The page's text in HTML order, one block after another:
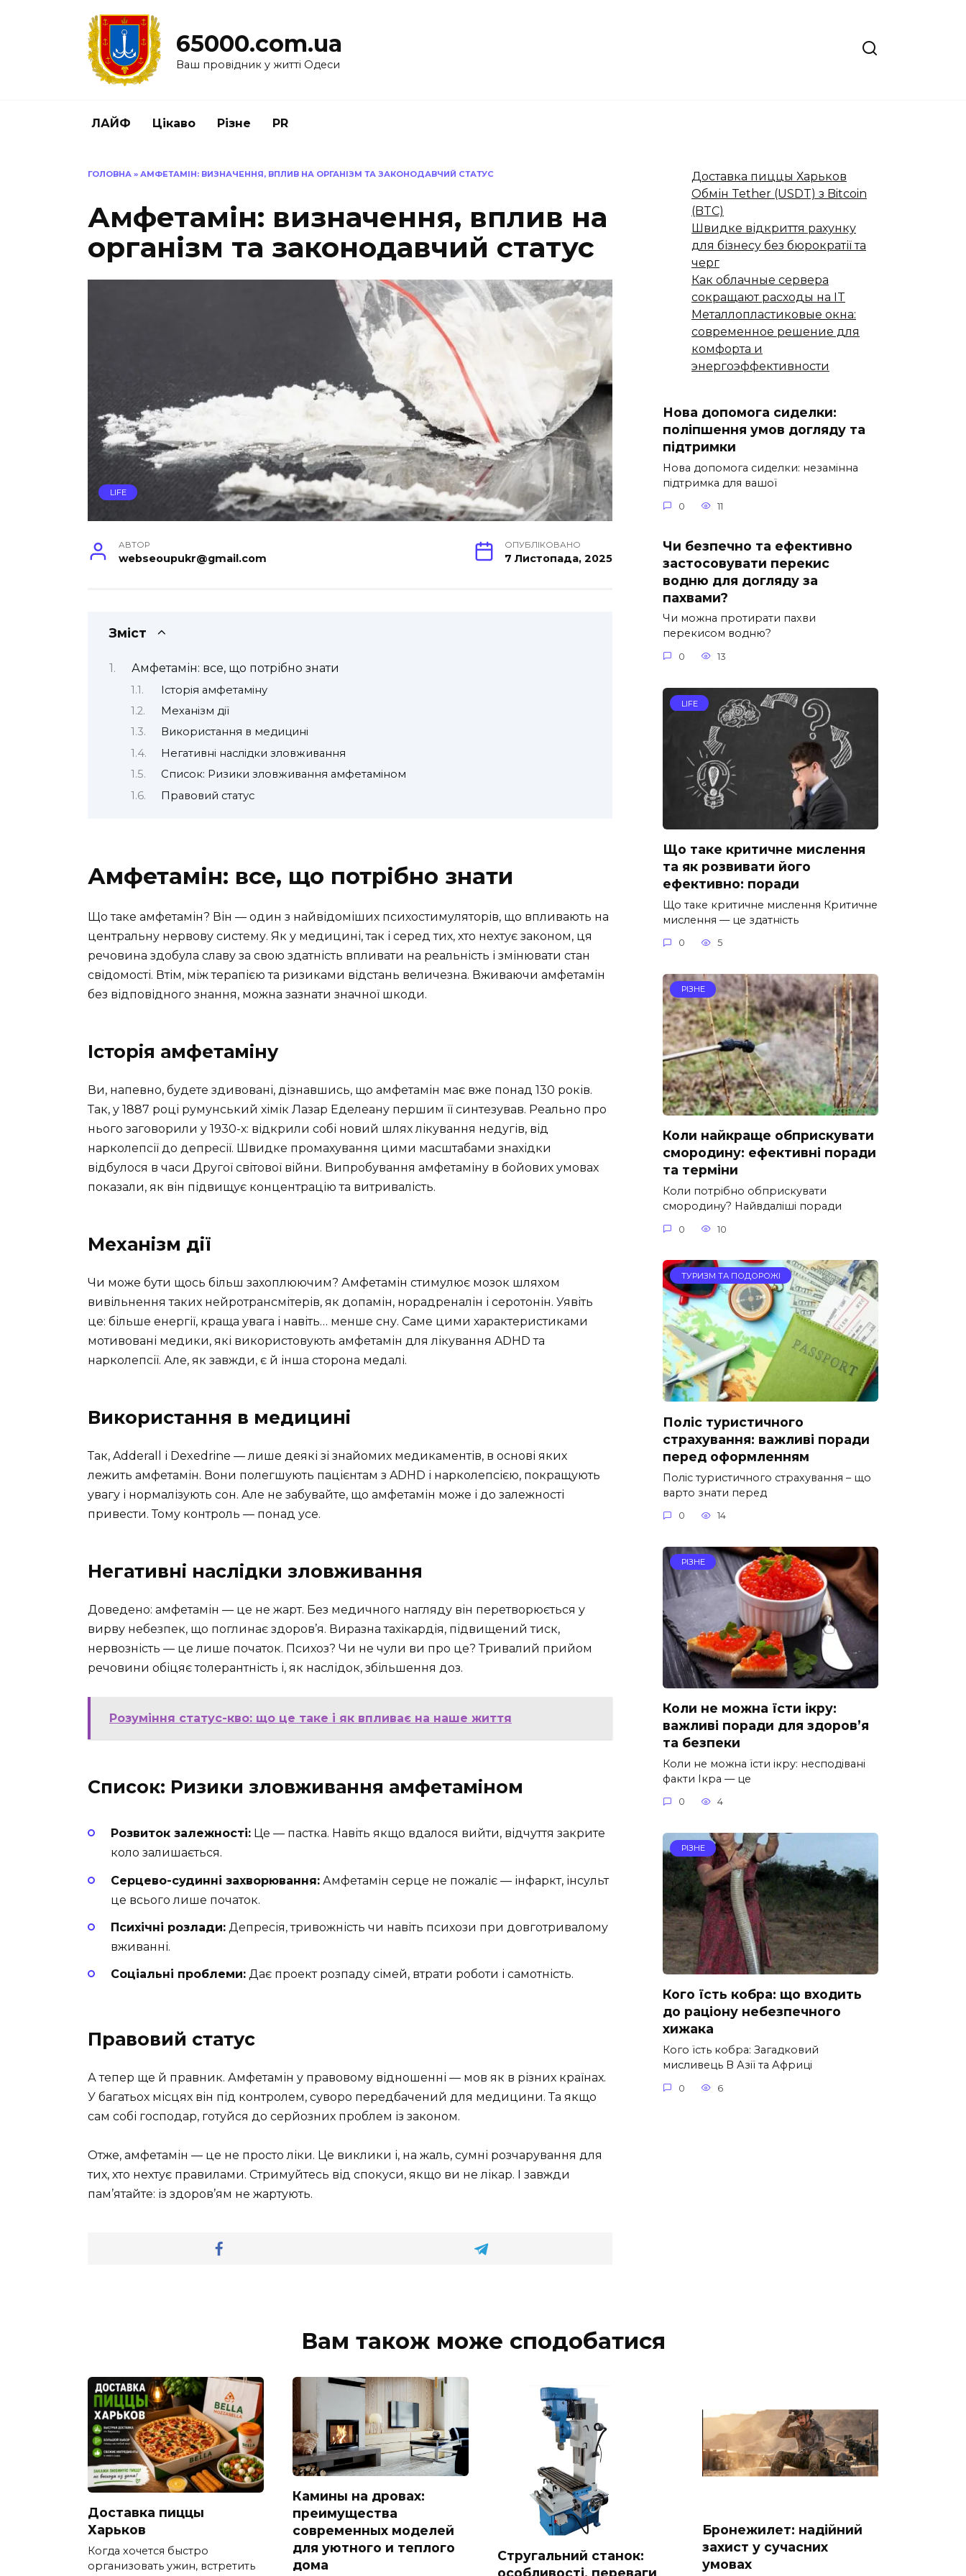
65000.com.ua
Ваш провідник у житті Одеси
ЛАЙФ Цікаво Різне PR
ГОЛОВНА » АМФЕТАМІН: ВИЗНАЧЕННЯ, ВПЛИВ НА ОРГАНІЗМ ТА ЗАКОНОДАВЧИЙ СТАТУС
Амфетамін: визначення, вплив на
організм та законодавчий статус
LIFE
АВТОР
webseoupukr@gmail.com
ОПУБЛІКОВАНО
7 Листопада, 2025
Зміст
Амфетамін: все, що потрібно знати
Історія амфетаміну
Механізм дії
Використання в медицині
Негативні наслідки зловживання
Список: Ризики зловживання амфетаміном
Правовий статус
Амфетамін: все, що потрібно знати
Що таке амфетамін? Він — один з найвідоміших психостимуляторів, що впливають на
центральну нервову систему. Як у медицині, так і серед тих, хто нехтує законом, ця
речовина здобула славу за свою здатність впливати на реальність і змінювати стан
свідомості. Втім, між терапією та ризиками відстань величезна. Вживаючи амфетамін
без відповідного знання, можна зазнати значної шкоди.
Історія амфетаміну
Ви, напевно, будете здивовані, дізнавшись, що амфетамін має вже понад 130 років.
Так, у 1887 році румунський хімік Лазар Еделеану першим її синтезував. Реально про
нього заговорили у 1930-х: відкрили собі новий шлях лікування недугів, від
нарколепсії до депресії. Швидке промахування цими масштабами знахідки
відбулося в часи Другої світової війни. Випробування амфетаміну в бойових умовах
показали, як він підвищує концентрацію та витривалість.
Механізм дії
Чи може бути щось більш захоплюючим? Амфетамін стимулює мозок шляхом
вивільнення таких нейротрансмітерів, як допамін, норадреналін і серотонін. Уявіть
це: більше енергії, краща увага і навіть… менше сну. Саме цими характеристиками
мотивовані медики, які використовують амфетамін для лікування ADHD та
нарколепсії. Але, як завжди, є й інша сторона медалі.
Використання в медицині
Так, Adderall і Dexedrine — лише деякі зі знайомих медикаментів, в основі яких
лежить амфетамін. Вони полегшують пацієнтам з ADHD і нарколепсією, покращують
увагу і нормалізують сон. Але не забувайте, що амфетамін може і до залежності
привести. Тому контроль — понад усе.
Негативні наслідки зловживання
Доведено: амфетамін — це не жарт. Без медичного нагляду він перетворюється у
вирву небезпек, що поглинає здоров’я. Виразна тахікардія, підвищений тиск,
нервозність — це лише початок. Психоз? Чи не чули ви про це? Тривалий прийом
речовини обіцяє толерантність і, як наслідок, збільшення доз.
Розуміння статус-кво: що це таке і як впливає на наше життя
Список: Ризики зловживання амфетаміном
Розвиток залежності: Це — пастка. Навіть якщо вдалося вийти, відчуття закрите
коло залишається.
Серцево-судинні захворювання: Амфетамін серце не пожаліє — інфаркт, інсульт
це всього лише початок.
Психічні розлади: Депресія, тривожність чи навіть психози при довготривалому
вживанні.
Соціальні проблеми: Дає проект розпаду сімей, втрати роботи і самотність.
Правовий статус
А тепер ще й правник. Амфетамін у правовому відношенні — мов як в різних країнах.
У багатьох місцях він під контролем, суворо передбачений для медицини. Та якщо
сам собі господар, готуйся до серйозних проблем із законом.
Отже, амфетамін — це не просто ліки. Це виклики і, на жаль, сумні розчарування для
тих, хто нехтує правилами. Стримуйтесь від спокуси, якщо ви не лікар. І завжди
пам’ятайте: із здоров’ям не жартують.
Доставка пиццы Харьков
Обмін Tether (USDT) з Bitcoin
(BTC)
Швидке відкриття рахунку
для бізнесу без бюрократії та
черг
Как облачные сервера
сокращают расходы на IT
Металлопластиковые окна:
современное решение для
комфорта и
энергоэффективности
Нова допомога сиделки:
поліпшення умов догляду та
підтримки
Нова допомога сиделки: незамінна
підтримка для вашої
0 11
Чи безпечно та ефективно
застосовувати перекис
водню для догляду за
пахвами?
Чи можна протирати пахви
перекисом водню?
0 13
LIFE
Що таке критичне мислення
та як розвивати його
ефективно: поради
Що таке критичне мислення Критичне
мислення — це здатність
0 5
РІЗНЕ
Коли найкраще обприскувати
смородину: ефективні поради
та терміни
Коли потрібно обприскувати
смородину? Найвдаліші поради
0 10
ТУРИЗМ ТА ПОДОРОЖІ
Поліс туристичного
страхування: важливі поради
перед оформленням
Поліс туристичного страхування – що
варто знати перед
0 14
РІЗНЕ
Коли не можна їсти ікру:
важливі поради для здоров’я
та безпеки
Коли не можна їсти ікру: несподівані
факти Ікра — це
0 4
РІЗНЕ
Кого їсть кобра: що входить
до раціону небезпечного
хижака
Кого їсть кобра: Загадковий
мисливець В Азії та Африці
0 6
Вам також може сподобатися
Доставка пиццы
Харьков
Когда хочется быстро
организовать ужин, встретить
Камины на дровах:
преимущества
современных моделей
для уютного и теплого
дома
Стругальний станок:
особливості, переваги
Бронежилет: надійний
захист у сучасних
умовах